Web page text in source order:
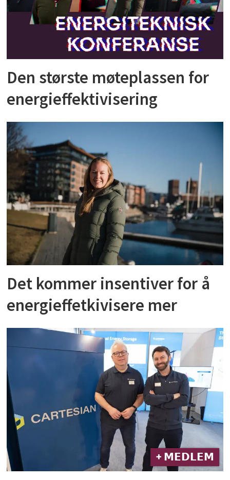
Den største møteplassen for
energieffektivisering
Det kommer insentiver for å
energieffetkivisere mer
+ 𝗠𝗘𝗗𝗟𝗘𝗠